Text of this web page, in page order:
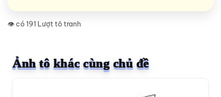
👁️ có 191 Lượt tô tranh
Ảnh tô khác cùng chủ đề